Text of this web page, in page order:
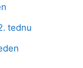
tednu